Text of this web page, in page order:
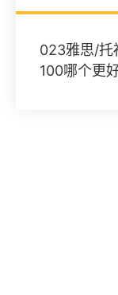
023雅思/托
100哪个更